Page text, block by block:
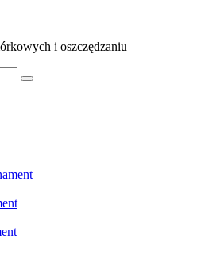
i oszczędzaniu
Search